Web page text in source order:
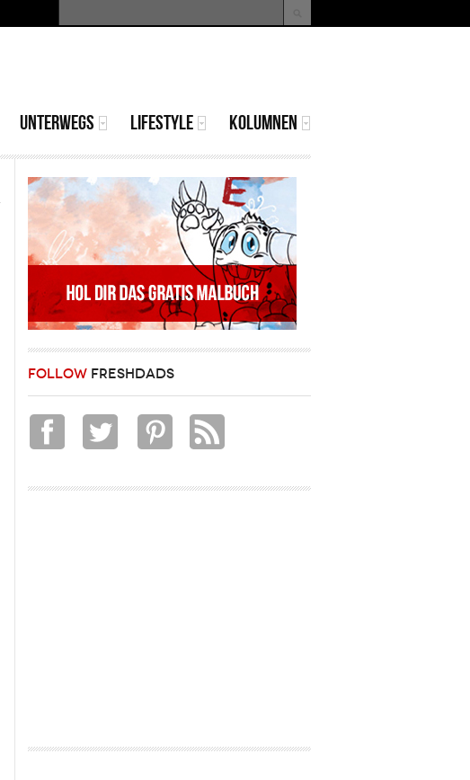
Suchformular
UNTERWEGS LIFESTYLE KOLUMNEN
FOLLOW FRESHDADS